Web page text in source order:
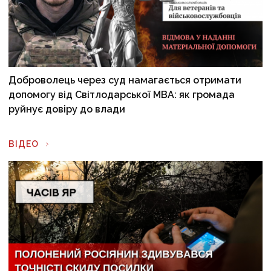
Доброволець через суд намагається отримати
допомогу від Світлодарської МВА: як громада
руйнує довіру до влади
ВІДЕО